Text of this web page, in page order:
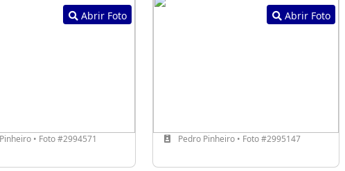
Abrir Foto
• Foto #2994571
Abrir Foto
Pedro Pinheiro • Foto #2995147